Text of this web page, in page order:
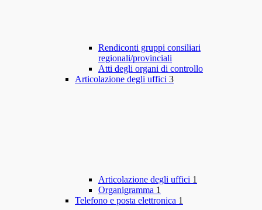
Rendiconti gruppi consiliari
regionali/provinciali
Atti degli organi di controllo
Articolazione degli uffici 3
Articolazione degli uffici 1
Organigramma 1
Telefono e posta elettronica 1